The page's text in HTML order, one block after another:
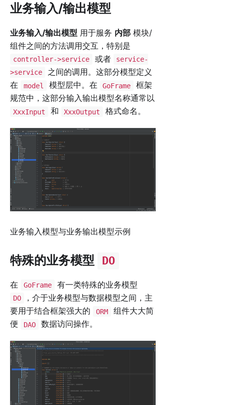
业务输入/输出模型
业务输入/输出模型 用于服务 内部 模块/
组件之间的方法调用交互，特别是
controller->service 或者
service-
>service
之间的调用。这部分模型定义
在
model 模型层中。在 GoFrame
框架
规范中，这部分输入输出模型名称通常以
XxxInput 和 XxxOutput 格式命名。
业务输入模型与业务输出模型示例
特殊的业务模型 DO
在 GoFrame 有一类特殊的业务模型
DO
，介于业务模型与数据模型之间，主
要用于结合框架强大的
ORM
组件大大简
便
DAO 数据访问操作。